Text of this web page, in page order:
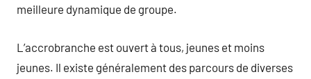
meilleure dynamique de groupe.
L’accrobranche est ouvert à tous, jeunes et moins
jeunes. Il existe généralement des parcours de diverses